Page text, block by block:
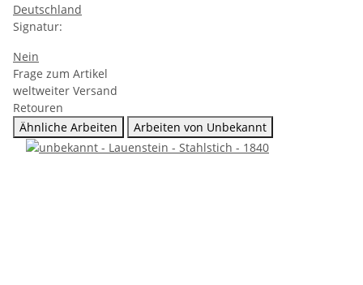
Deutschland
Signatur:
Nein
Frage zum Artikel
weltweiter Versand
Retouren
Ähnliche Arbeiten
Arbeiten von Unbekannt